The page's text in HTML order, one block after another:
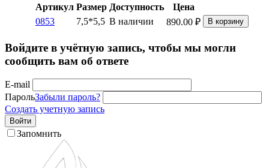
Артикул Размер Доступность
Цена
0853
7,5*5,5 В наличии 890.00 ₽ В корзину
Войдите в учётную запись, чтобы мы могли
сообщить вам об ответе
E-mail
ПарольЗабыли пароль?
Создать учетную запись
Войти
Запомнить